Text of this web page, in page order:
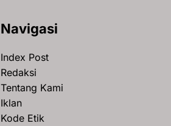
Navigasi
Index Post
Redaksi
Tentang Kami
Iklan
Kode Etik